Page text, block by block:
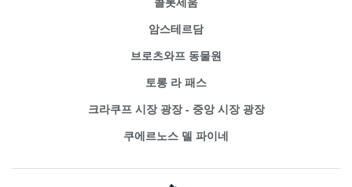
암스테르담
브로츠와프 동물원
토롱 라 패스
크라쿠프 시장 광장 - 중앙 시장 광장
쿠에르노스 델 파이네